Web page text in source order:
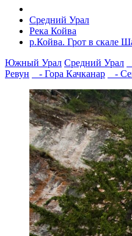
Средний Урал
Река Койва
р.Койва. Грот в скале
Южный Урал Средний Урал
Ревун
- Гора Качканар -